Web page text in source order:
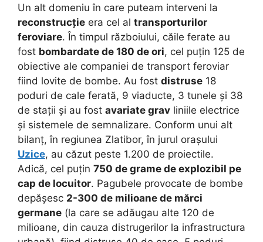
Un alt domeniu în care puteam interveni la
reconstrucție era cel al transporturilor
feroviare. În timpul războiului, căile ferate au
fost bombardate de 180 de ori, cel puțin 125 de
obiective ale companiei de transport feroviar
fiind lovite de bombe. Au fost distruse 18
poduri de cale ferată, 9 viaducte, 3 tunele și 38
de stații și au fost avariate grav liniile electrice
și sistemele de semnalizare. Conform unui alt
bilanț, în regiunea Zlatibor, în jurul orașului
Uzice, au căzut peste 1.200 de proiectile.
Adică, cel puțin 750 de grame de explozibil pe
cap de locuitor. Pagubele provocate de bombe
depășesc 2-300 de milioane de mărci
germane (la care se adăugau alte 120 de
milioane, din cauza distrugerilor la infrastructura